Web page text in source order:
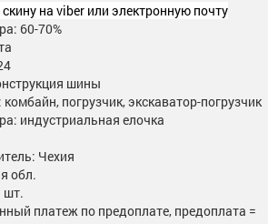
на viber или электронную почту
60-70%
шины
погрузчик, экскаватор-погрузчик
индустриальная елочка
Чехия
обл.
шт.
платеж по предоплате, предоплата =